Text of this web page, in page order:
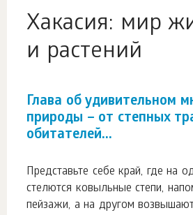
Хакасия: мир
и растений
Глава об удивительном
природы – от степных
обитателей...
Представьте себе край, где на
стелются ковыльные степи,
пейзажи, а на другом